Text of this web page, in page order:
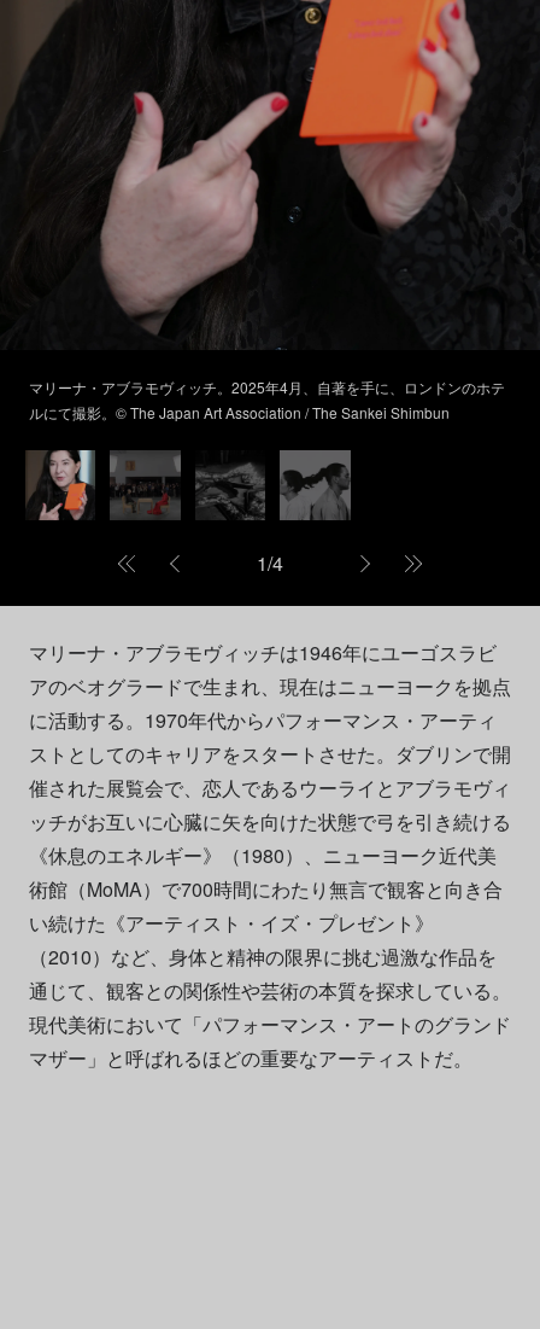
マリーナ・アブラモヴィッチ。2025年4月、自著を手に、ロンドンのホテ
ルにて撮影。© The Japan Art Association / The Sankei Shimbun
1/4
マリーナ・アブラモヴィッチは1946年にユーゴスラビ
アのベオグラードで生まれ、現在はニューヨークを拠点
に活動する。1970年代からパフォーマンス・アーティ
ストとしてのキャリアをスタートさせた。ダブリンで開
催された展覧会で、恋人であるウーライとアブラモヴィ
ッチがお互いに心臓に矢を向けた状態で弓を引き続ける
《休息のエネルギー》（1980）、ニューヨーク近代美
術館（MoMA）で700時間にわたり無言で観客と向き合
い続けた《アーティスト・イズ・プレゼント》
（2010）など、身体と精神の限界に挑む過激な作品を
通じて、観客との関係性や芸術の本質を探求している。
現代美術において「パフォーマンス・アートのグランド
マザー」と呼ばれるほどの重要なアーティストだ。